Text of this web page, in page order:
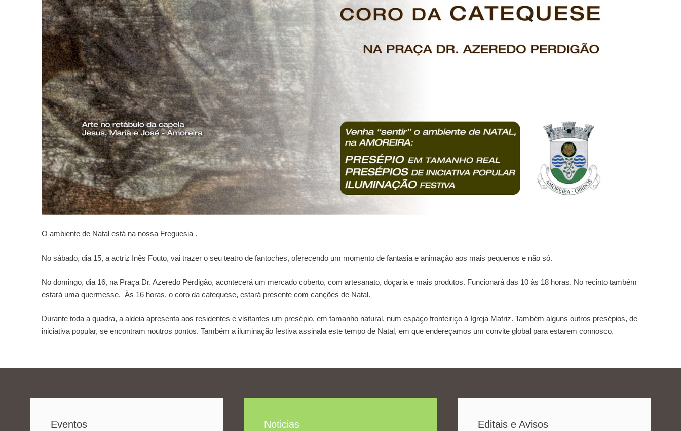
O ambiente de Natal está na nossa Freguesia .
No sábado, dia 15, a actriz Inês Fouto, vai trazer o seu teatro de fantoches, oferecendo um momento de fantasia e animação aos mais pequenos e não só.
No domingo, dia 16, na Praça Dr. Azeredo Perdigão, acontecerá um mercado coberto, com artesanato, doçaria e mais produtos. Funcionará das 10 às 18 horas. No recinto também
estará uma quermesse. Às 16 horas, o coro da catequese, estará presente com canções de Natal.
Durante toda a quadra, a aldeia apresenta aos residentes e visitantes um presépio, em tamanho natural, num espaço fronteiriço à Igreja Matriz. Também alguns outros presépios, de
iniciativa popular, se encontram noutros pontos. Também a iluminação festiva assinala este tempo de Natal, em que endereçamos um convite global para estarem connosco.
Eventos Noticias Editais e Avisos